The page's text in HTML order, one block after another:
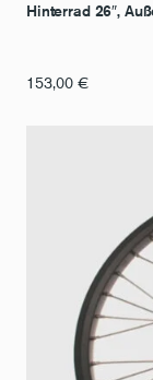
Hinterrad 26″,
153,00 €